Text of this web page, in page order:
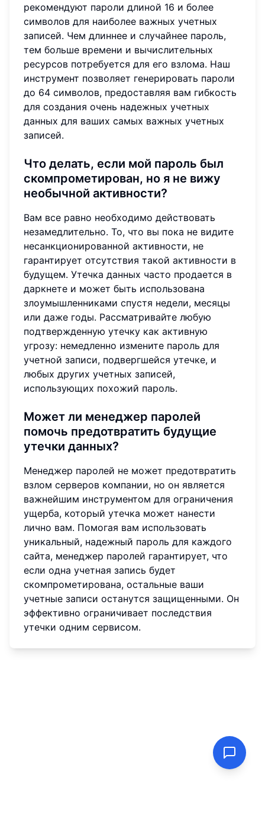
рекомендуют пароли длиной 16 и более
символов для наиболее важных учетных
записей. Чем длиннее и случайнее пароль,
тем больше времени и вычислительных
ресурсов потребуется для его взлома. Наш
инструмент позволяет генерировать пароли
до 64 символов, предоставляя вам гибкость
для создания очень надежных учетных
данных для ваших самых важных учетных
записей.
Что делать, если мой пароль был
скомпрометирован, но я не вижу
необычной активности?
Вам все равно необходимо действовать
незамедлительно. То, что вы пока не видите
несанкционированной активности, не
гарантирует отсутствия такой активности в
будущем. Утечка данных часто продается в
даркнете и может быть использована
злоумышленниками спустя недели, месяцы
или даже годы. Рассматривайте любую
подтвержденную утечку как активную
угрозу: немедленно измените пароль для
учетной записи, подвергшейся утечке, и
любых других учетных записей,
использующих похожий пароль.
Может ли менеджер паролей
помочь предотвратить будущие
утечки данных?
Менеджер паролей не может предотвратить
взлом серверов компании, но он является
важнейшим инструментом для ограничения
ущерба, который утечка может нанести
лично вам. Помогая вам использовать
уникальный, надежный пароль для каждого
сайта, менеджер паролей гарантирует, что
если одна учетная запись будет
скомпрометирована, остальные ваши
учетные записи останутся защищенными. Он
эффективно ограничивает последствия
утечки одним сервисом.